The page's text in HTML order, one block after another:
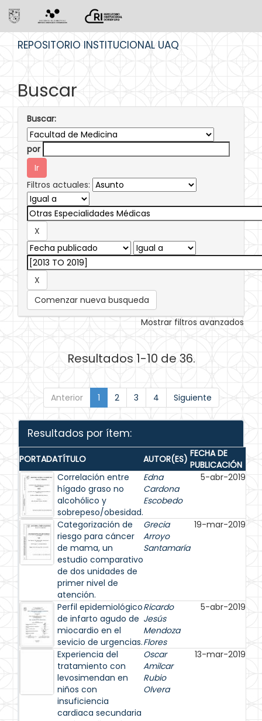
REPOSITORIO INSTITUCIONAL UAQ
Buscar
Buscar:
por
Filtros actuales:
Comenzar nueva busqueda
Mostrar filtros avanzados
Resultados 1-10 de 36.
Anterior 1 2 3 4 Siguiente
Resultados por ítem:
PORTADATÍTULO AUTOR(ES) FECHA DE
PUBLICACIÓN
Correlación entre
hígado graso no
alcohólico y
sobrepeso/obesidad.
Edna
Cardona
Escobedo
5-abr-2019
Categorización de
riesgo para cáncer
de mama, un
estudio comparativo
de dos unidades de
primer nivel de
atención.
Grecia
Arroyo
Santamaría
19-mar-2019
Perfil epidemiológico
de infarto agudo de
miocardio en el
sevicio de urgencias.
Ricardo
Jesús
Mendoza
Flores
5-abr-2019
Experiencia del
tratamiento con
levosimendan en
niños con
insuficiencia
cardiaca secundaria
Oscar
Amilcar
Rubio
Olvera
13-mar-2019